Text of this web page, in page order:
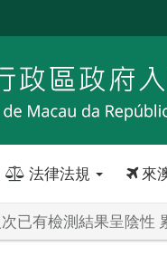
法律法規 來
已有檢測結果呈陰性